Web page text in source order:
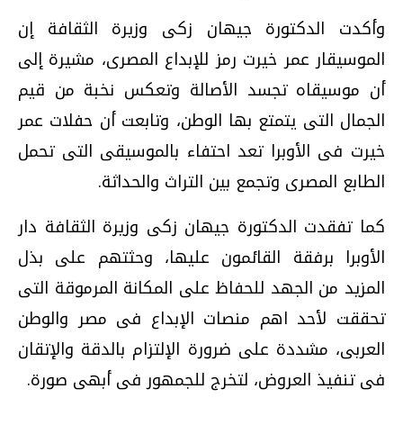
وأكدت الدكتورة جيهان زكى وزيرة الثقافة إن
الموسيقار عمر خيرت رمز للإبداع المصرى، مشيرة إلى
أن موسيقاه تجسد الأصالة وتعكس نخبة من قيم
الجمال التى يتمتع بها الوطن، وتابعت أن حفلات عمر
خيرت فى الأوبرا تعد احتفاء بالموسيقى التى تحمل
الطابع المصرى وتجمع بين التراث والحداثة.
كما تفقدت الدكتورة جيهان زكى وزيرة الثقافة دار
الأوبرا برفقة القائمون عليها، وحثتهم على بذل
المزيد من الجهد للحفاظ على المكانة المرموقة التى
تحققت لأحد اهم منصات الإبداع فى مصر والوطن
العربى، مشددة على ضرورة الإلتزام بالدقة والإتقان
فى تنفيذ العروض، لتخرج للجمهور فى أبهى صورة.